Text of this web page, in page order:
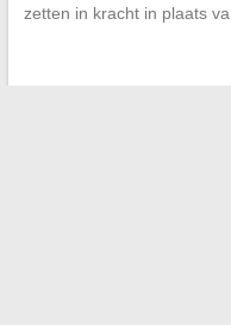
zetten in kracht in plaats